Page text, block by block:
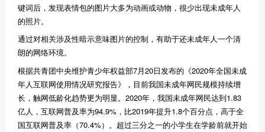
键词后，发现表情包的图片大多为动画或动物，很少出现未成年人
的照片。
通过对相关涉及性暗示意味图片的控制，有助于还未成年人一个清
朗的网络环境。
根据共青团中央维护青少年权益部7月20日发布的《2020年全国未成
年人互联网使用情况研究报告》，目前我国未成年网民规模持续增
长，触网低龄化趋势更为明显。2020年，我国未成年网民达到1.83
亿人，互联网普及率为94.9%，比2019年提升1.8个百分点，高于全
国互联网普及率（70.4%）。超过三分之一的小学生在学龄前就开始